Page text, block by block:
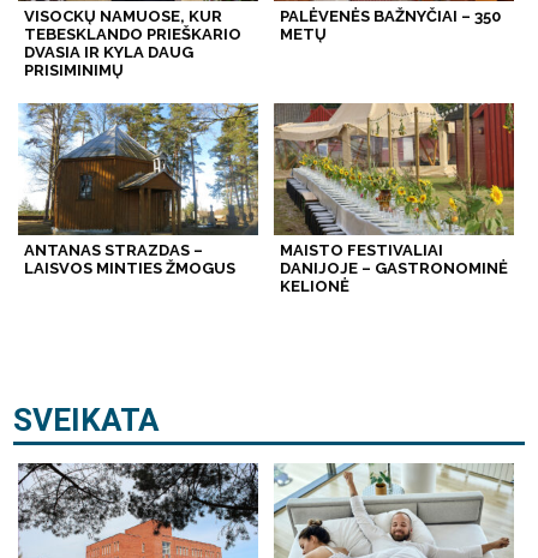
VISOCKŲ NAMUOSE, KUR
TEBESKLANDO PRIEŠKARIO
DVASIA IR KYLA DAUG
PRISIMINIMŲ
PALĖVENĖS BAŽNYČIAI – 350
METŲ
ANTANAS STRAZDAS –
LAISVOS MINTIES ŽMOGUS
MAISTO FESTIVALIAI
DANIJOJE – GASTRONOMINĖ
KELIONĖ
SVEIKATA